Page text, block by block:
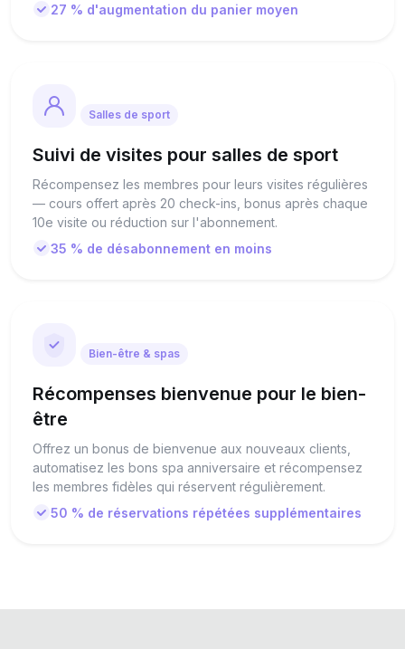
27 % d'augmentation du panier moyen
Salles de sport
Suivi de visites pour salles de sport
Récompensez les membres pour leurs visites régulières
— cours offert après 20 check-ins, bonus après chaque
10e visite ou réduction sur l'abonnement.
35 % de désabonnement en moins
Bien-être & spas
Récompenses bienvenue pour le bien-
être
Offrez un bonus de bienvenue aux nouveaux clients,
automatisez les bons spa anniversaire et récompensez
les membres fidèles qui réservent régulièrement.
50 % de réservations répétées supplémentaires